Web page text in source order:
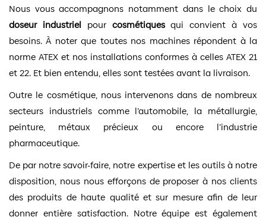
Nous vous accompagnons notamment dans le choix du
doseur industriel pour cosmétiquesqui convient à vos
besoins. À noter que toutes nos machines répondent à la
norme ATEX et nos installations conformes à celles ATEX 21
et 22. Et bien entendu, elles sont testées avant la livraison.
Outre le cosmétique, nous intervenons dans de nombreux
secteurs industriels comme l’automobile, la métallurgie,
peinture, métaux précieux ou encore l’industrie
pharmaceutique.
De par notre savoir-faire, notre expertise et les outils à notre
disposition, nous nous efforçons de proposer à nos clients
des produits de haute qualité et sur mesure afin de leur
donner entière satisfaction. Notre équipe est également